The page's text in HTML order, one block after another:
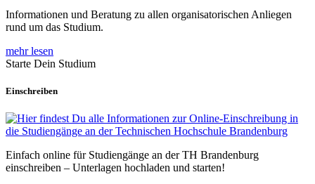
Informationen und Beratung zu allen organisatorischen Anliegen
rund um das Studium.
mehr lesen
Starte Dein Studium
Einschreiben
Einfach online für Studiengänge an der TH Brandenburg
einschreiben – Unterlagen hochladen und starten!